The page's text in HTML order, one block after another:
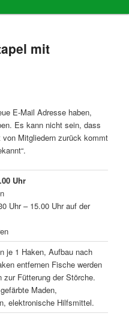
mit
E-Mail Adresse haben,
Es kann nicht sein, dass
Mitgliedern zurück kommt
Uhr
Uhr – 15.00 Uhr auf der
je 1 Haken, Aufbau nach
entfernen Fische werden
zur Fütterung der Störche.
Maden,
elektronische Hilfsmittel.